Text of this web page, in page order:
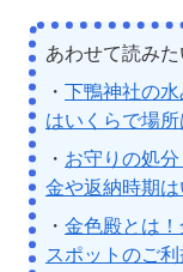
あわせて読み
・ 下鴨神社の
はいくらで場所
・ お守りの処
金や返納時期は
・ 金色殿とは
スポットのご利